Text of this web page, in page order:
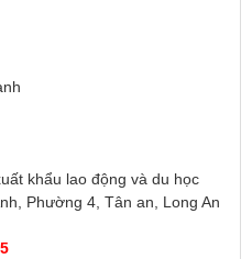
khẩu lao động và du học
Phường 4, Tân an, Long An